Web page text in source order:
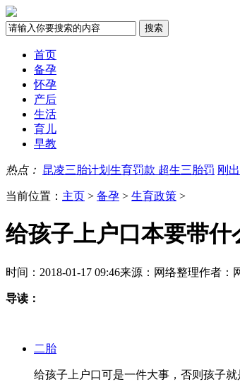
首页
备孕
怀孕
产后
生活
育儿
早教
热点： 昆凌三胎计划生育罚款 超生三胎罚 刚
当前位置： 主页 > 备孕 > 生育政策 >
给孩子上户口本要带什
时间：2018-01-17 09:46来源：网络整理作者：
导读：
二胎
给孩子上户口可是一件大事，否则孩子